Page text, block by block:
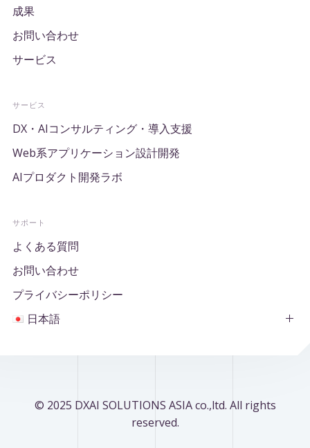
成果
お問い合わせ
サービス
サービス
DX・AIコンサルティング・導入支援
Web系アプリケーション設計開発
AIプロダクト開発ラボ
サポート
よくある質問
お問い合わせ
プライバシーポリシー
日本語
© 2025 DXAI SOLUTIONS ASIA co.,ltd. All rights
reserved.